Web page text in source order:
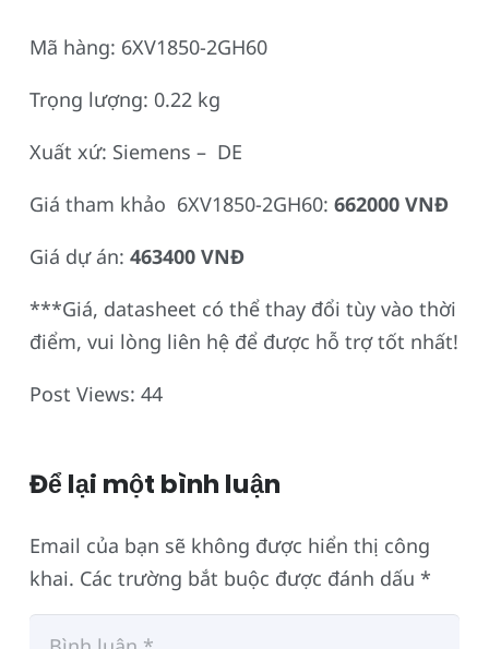
Mã hàng: 6XV1850-2GH60
Trọng lượng: 0.22 kg
Xuất xứ: Siemens – DE
Giá tham khảo 6XV1850-2GH60: 662000 VNĐ
Giá dự án: 463400 VNĐ
***Giá, datasheet có thể thay đổi tùy vào thời
điểm, vui lòng liên hệ để được hỗ trợ tốt nhất!
Post Views: 44
Để lại một bình luận
Email của bạn sẽ không được hiển thị công
khai. Các trường bắt buộc được đánh dấu *